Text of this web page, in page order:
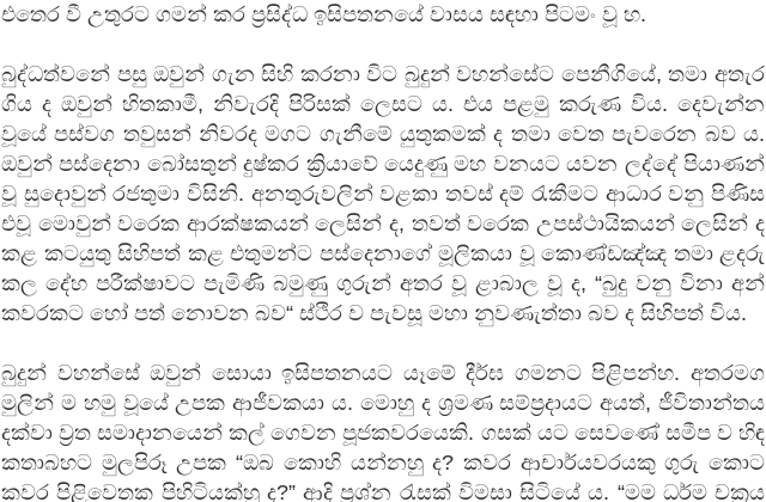
එතෙර වී උතුරට ගමන් කර ප්‍රසිද්ධ ඉසිපතනයේ වාසය සඳහා පිටමං වූ හ.
බුද්ධත්වනේ පසු ඔවුන් ගැන සිහි කරනා විට බුදුන් වහන්සේට පෙනීගියේ, තමා අතැර
ගිය ද ඔවුන් හිතකාමී, නිවැරදි පිරිසක් ලෙසට ය. එය පළමු කරුණ විය. දෙවැන්න
වූයේ පස්වග තවුසන් නිවරද මගට ගැනීමේ යුතුකමක් ද තමා වෙත පැවරෙන බව ය.
ඔවුන් පස්දෙනා බෝසතුන් දුෂ්කර ක්‍රියාවේ යෙදුණු මහ වනයට යවන ලද්දේ පියාණන්
වූ සුදොවුන් රජතුමා විසිනි. අනතුරුවලින් වළකා තවස් දම් රැකීමට ආධාර වනු පිණිස
එවූ මොවුන් වරෙක ආරක්ෂකයන් ලෙසින් ද, තවත් වරෙක උපස්ථායිකයන් ලෙසින් ද
කළ කටයුතු සිහිපත් කළ එතුමන්ට පස්දෙනාගේ මූලිකයා වූ කොණ්ඩඤ්ඤ තමා ළදරු
කල දේහ පරීක්ෂාවට පැමිණි බමුණු ගුරුන් අතර වූ ළාබාල වූ ද, “බුදු වනු විනා අන්
කවරකට හෝ පත් නොවන බව“ ස්ථිර ව පැවසූ මහා නුවණැත්තා බව ද සිහිපත් විය.
බුදුන් වහන්සේ ඔවුන් සොයා ඉසිපතනයට යෑමේ දීර්ඝ ගමනට පිළිපන්හ. අතරමග
මුලින් ම හමු වූයේ උපක ආජීවකයා ය. මොහු ද ශ්‍රමණ සම්ප්‍රදායට අයත්, ජීවිතාන්තය
දක්වා ව්‍රත සමාදානයෙන් කල් ගෙවන පූජකවරයෙකි. ගසක් යට සෙවණේ සමීප ව හිඳ
කතාබහට මුලපිරූ උපක “ඔබ කොහි යන්නහු ද? කවර ආචාර්යවරයකු ගුරු කොට
කවර පිළිවෙතක පිහිටියක්හු ද?” ආදි ප්‍රශ්න රැසක් විමසා සිටියේ ය. “මම ධර්ම චක්‍රය